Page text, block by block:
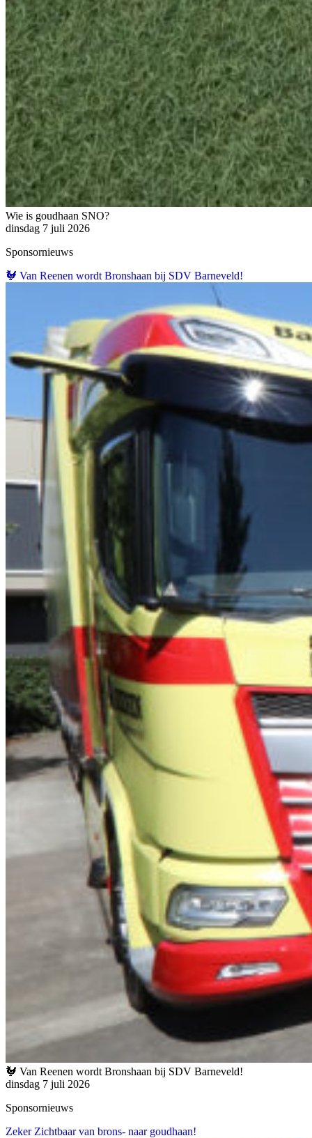
Wie is goudhaan SNO?
dinsdag 7 juli 2026
Sponsornieuws
🐓 Van Reenen wordt Bronshaan bij SDV Barneveld!
🐓 Van Reenen wordt Bronshaan bij SDV Barneveld!
dinsdag 7 juli 2026
Sponsornieuws
Zeker Zichtbaar van brons- naar goudhaan!